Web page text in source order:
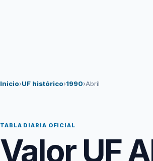
Inicio›UF histórico›1990›Abril
TABLA DIARIA OFICIAL
Valor UF